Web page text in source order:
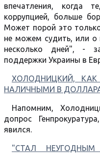
впечатления, когда
коррупцией, больше
Может порой это
не можем судить, или о
несколько дней", -
поддержки Украины в
ХОЛОДНИЦКИЙ,
НАЛИЧНЫМИ В
Напомним,
допрос
явился.
"СТАЛ